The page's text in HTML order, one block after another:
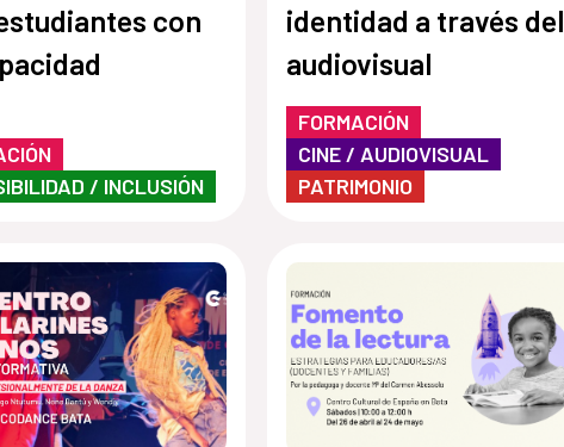
con
/ INCLUSIÓN
identidad a través del
audiovisual
FORMACIÓN
CINE / AUDIOVISUAL
PATRIMONIO